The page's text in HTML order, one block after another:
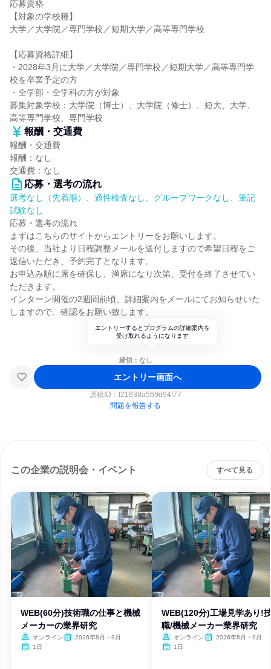
応募資格
【対象の学校種】
大学／大学院／専門学校／短期大学／高等専門学校
【応募資格詳細】
・2028年3月に大学／大学院／専門学校／短期大学／高等専門学
校を卒業予定の方
・全学部・全学科の方が対象
募集対象学校：大学院（博士）、大学院（修士）、短大、大学、
高等専門学校、専門学校
報酬・交通費
報酬・交通費
報酬：なし
交通費：なし
応募・選考の流れ
選考なし（先着順）、適性検査なし、グループワークなし、筆記
試験なし
応募・選考の流れ
まずはこちらのサイトからエントリーをお願いします。
その後、当社より日程調整メールを送付しますので希望日程をご
返信いただき、予約完了となります。
お申込み順に席を確保し、満席になり次第、受付を終了させてい
ただきます。
インターン開催の2週間前頃、詳細案内をメールにてお知らせいた
しますので、確認をお願い致します。
エントリーするとプログラムの詳細案内を
受け取れるようになります
締切：なし
エントリー画面へ
原稿ID： f21638a569d94f77
問題を報告する
この企業の説明会・イベント すべて見る
WEB(60分)技術職の仕事と機械
メーカーの業界研究
オンライン
2026年8月・9月
1日
WEB(120分)工場見学あり!
職/機械メーカー業界研究
オンライン
2026年8月・9月
1日